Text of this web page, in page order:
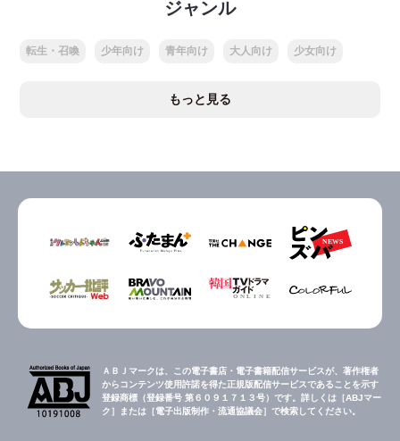
ジャンル
転生・召喚 少年向け 青年向け 大人向け 少女向け
もっと見る
ＡＢＪマークは、この電子書店・電子書籍配信サービスが、著作権者
からコンテンツ使用許諾を得た正規版配信サービスであることを示す
登録商標（登録番号 第６０９１７１３号）です。詳しくは［ABJマー
ク］または［電子出版制作・流通協議会］で検索してください。